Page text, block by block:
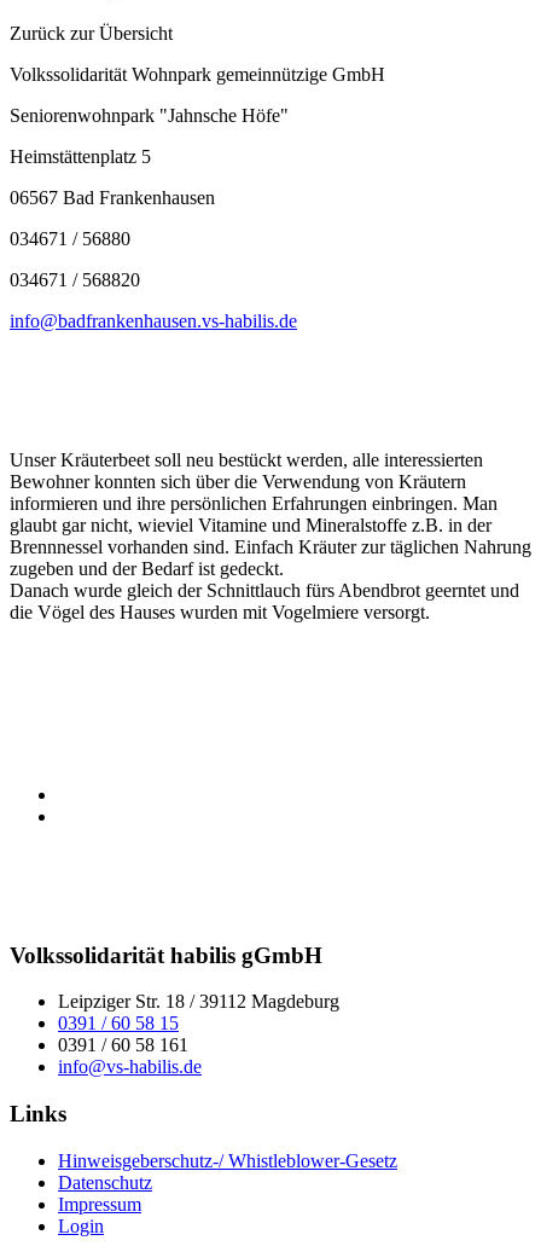
Zurück zur Übersicht
Volkssolidarität Wohnpark gemeinnützige GmbH
Seniorenwohnpark "Jahnsche Höfe"
Heimstättenplatz 5
06567 Bad Frankenhausen
034671 / 56880
034671 / 568820
info@badfrankenhausen.vs-habilis.de
Unser Kräuterbeet soll neu bestückt werden, alle interessierten
Bewohner konnten sich über die Verwendung von Kräutern
informieren und ihre persönlichen Erfahrungen einbringen. Man
glaubt gar nicht, wieviel Vitamine und Mineralstoffe z.B. in der
Brennnessel vorhanden sind. Einfach Kräuter zur täglichen Nahrung
zugeben und der Bedarf ist gedeckt.
Danach wurde gleich der Schnittlauch fürs Abendbrot geerntet und
die Vögel des Hauses wurden mit Vogelmiere versorgt.
Volkssolidarität habilis gGmbH
Leipziger Str. 18 / 39112 Magdeburg
0391 / 60 58 15
0391 / 60 58 161
info@vs-habilis.de
Links
Hinweisgeberschutz-/ Whistleblower-Gesetz
Datenschutz
Impressum
Login